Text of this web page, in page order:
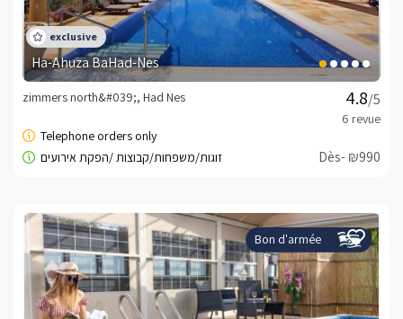
Ha-Ahuza BaHad-Nes
/5
zimmers north&#039;, Had Nes
Dès- ₪990
Bon d'armée